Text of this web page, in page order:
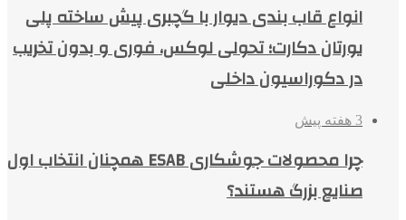
انواع قاب بندی دیوار با گچبری پیش ساخته پلی
یورتان دکارت؛ تحولی لوکس، فوری و بدون تخریب
در دکوراسیون داخلی
3 هفته پیش
چرا محصولات جوشکاری ESAB همچنان انتخاب اول
صنایع بزرگ هستند؟